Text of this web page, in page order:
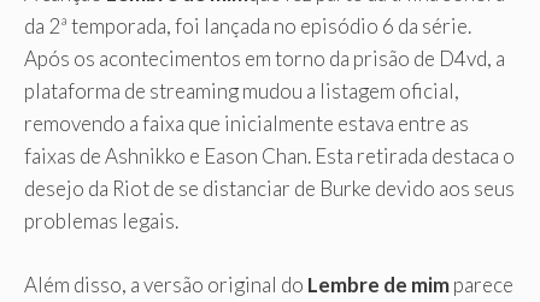
da 2ª temporada, foi lançada no episódio 6 da série.
Após os acontecimentos em torno da prisão de D4vd, a
plataforma de streaming mudou a listagem oficial,
removendo a faixa que inicialmente estava entre as
faixas de Ashnikko e Eason Chan. Esta retirada destaca o
desejo da Riot de se distanciar de Burke devido aos seus
problemas legais.
Além disso, a versão original do Lembre de mimparece